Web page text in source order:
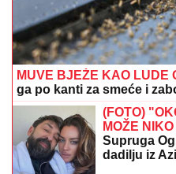
MUVE BJEŽE KAO LUDE
ga po kanti za smeće i
(FOTO)
MOŽE
Supruga
dadilju iz